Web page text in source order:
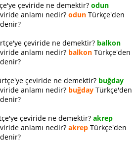
çeviride ne demektir? odun
anlamı nedir? odun Türkçe'den
çeviride ne demektir? balkon
anlamı nedir? balkon Türkçe'den
çeviride ne demektir? buğday
anlamı nedir? buğday Türkçe'den
çeviride ne demektir? akrep
anlamı nedir? akrep Türkçe'den